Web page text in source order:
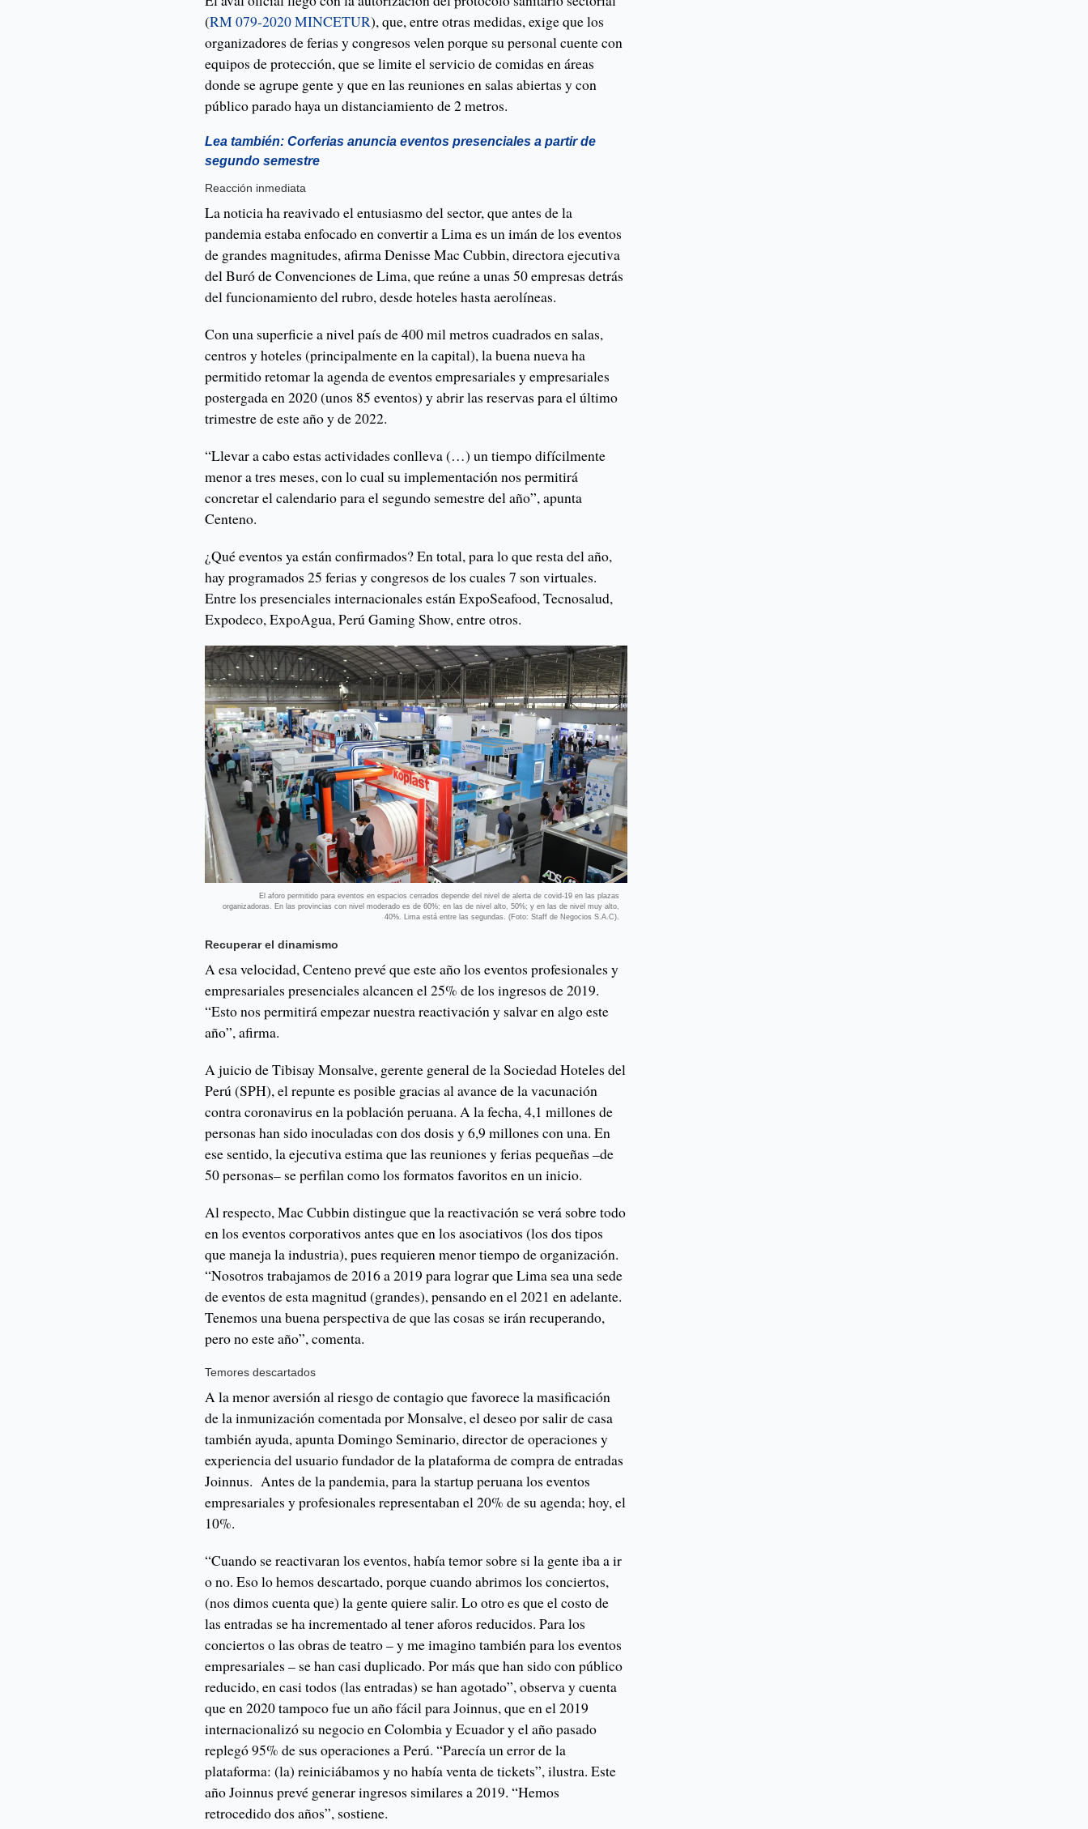
(RM 079-2020 MINCETUR), que, entre otras medidas, exige que los
organizadores de ferias y congresos velen porque su personal cuente con
equipos de protección, que se limite el servicio de comidas en áreas
donde se agrupe gente y que en las reuniones en salas abiertas y con
público parado haya un distanciamiento de 2 metros.
Lea también: Corferias anuncia eventos presenciales a partir de
segundo semestre
Reacción inmediata
La noticia ha reavivado el entusiasmo del sector, que antes de la
pandemia estaba enfocado en convertir a Lima es un imán de los eventos
de grandes magnitudes, afirma Denisse Mac Cubbin, directora ejecutiva
del Buró de Convenciones de Lima, que reúne a unas 50 empresas detrás
del funcionamiento del rubro, desde hoteles hasta aerolíneas.
Con una superficie a nivel país de 400 mil metros cuadrados en salas,
centros y hoteles (principalmente en la capital), la buena nueva ha
permitido retomar la agenda de eventos empresariales y empresariales
postergada en 2020 (unos 85 eventos) y abrir las reservas para el último
trimestre de este año y de 2022.
“Llevar a cabo estas actividades conlleva (…) un tiempo difícilmente
menor a tres meses, con lo cual su implementación nos permitirá
concretar el calendario para el segundo semestre del año”, apunta
Centeno.
¿Qué eventos ya están confirmados? En total, para lo que resta del año,
hay programados 25 ferias y congresos de los cuales 7 son virtuales.
Entre los presenciales internacionales están ExpoSeafood, Tecnosalud,
Expodeco, ExpoAgua, Perú Gaming Show, entre otros.
El aforo permitido para eventos en espacios cerrados depende del nivel de alerta de covid-19 en las plazas
organizadoras. En las provincias con nivel moderado es de 60%; en las de nivel alto, 50%; y en las de nivel muy alto,
40%. Lima está entre las segundas. (Foto: Staff de Negocios S.A.C).
Recuperar el dinamismo
A esa velocidad, Centeno prevé que este año los eventos profesionales y
empresariales presenciales alcancen el 25% de los ingresos de 2019.
“Esto nos permitirá empezar nuestra reactivación y salvar en algo este
año”, afirma.
A juicio de Tibisay Monsalve, gerente general de la Sociedad Hoteles del
Perú (SPH), el repunte es posible gracias al avance de la vacunación
contra coronavirus en la población peruana. A la fecha, 4,1 millones de
personas han sido inoculadas con dos dosis y 6,9 millones con una. En
ese sentido, la ejecutiva estima que las reuniones y ferias pequeñas ­­–de
50 personas– ­se perfilan como los formatos favoritos en un inicio.
Al respecto, Mac Cubbin distingue que la reactivación se verá sobre todo
en los eventos corporativos antes que en los asociativos (los dos tipos
que maneja la industria), pues requieren menor tiempo de organización.
“Nosotros trabajamos de 2016 a 2019 para lograr que Lima sea una sede
de eventos de esta magnitud (grandes), pensando en el 2021 en adelante.
Tenemos una buena perspectiva de que las cosas se irán recuperando,
pero no este año”, comenta.
Temores descartados
A la menor aversión al riesgo de contagio que favorece la masificación
de la inmunización comentada por Monsalve, el deseo por salir de casa
también ayuda, apunta Domingo Seminario, director de operaciones y
experiencia del usuario fundador de la plataforma de compra de entradas
Joinnus. Antes de la pandemia, para la startup peruana los eventos
empresariales y profesionales representaban el 20% de su agenda; hoy, el
10%.
“Cuando se reactivaran los eventos, había temor sobre si la gente iba a ir
o no. Eso lo hemos descartado, porque cuando abrimos los conciertos,
(nos dimos cuenta que) la gente quiere salir. Lo otro es que el costo de
las entradas se ha incrementado al tener aforos reducidos. Para los
conciertos o las obras de teatro – y me imagino también para los eventos
empresariales – se han casi duplicado. Por más que han sido con público
reducido, en casi todos (las entradas) se han agotado”, observa y cuenta
que en 2020 tampoco fue un año fácil para Joinnus, que en el 2019
internacionalizó su negocio en Colombia y Ecuador y el año pasado
replegó 95% de sus operaciones a Perú. “Parecía un error de la
plataforma: (la) reiniciábamos y no había venta de tickets”, ilustra. Este
año Joinnus prevé generar ingresos similares a 2019. “Hemos
retrocedido dos años”, sostiene.